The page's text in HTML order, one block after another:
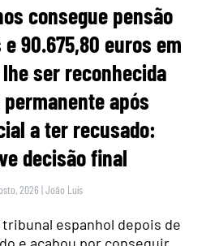
consegue pensão
90.675,80 euros em
ser reconhecida
após
a ter recusado:
decisão final
2026 |João Luís
espanhol depois de